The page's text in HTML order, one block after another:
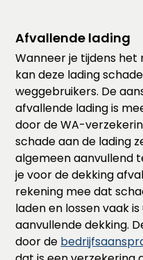
Afvallende lading
Wanneer je tijdens het
kan deze lading
weggebruikers. De
afvallende lading is
door de WA-
schade aan de lading
algemeen aanvullend
je voor de dekking
rekening mee dat
laden en lossen vaak
aanvullende dekking.
door de